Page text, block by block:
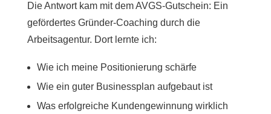
Die Antwort kam mit dem AVGS-Gutschein: Ein
gefördertes Gründer-Coaching durch die
Arbeitsagentur. Dort lernte ich:
Wie ich meine Positionierung schärfe
Wie ein guter Businessplan aufgebaut ist
Was erfolgreiche Kundengewinnung wirklich